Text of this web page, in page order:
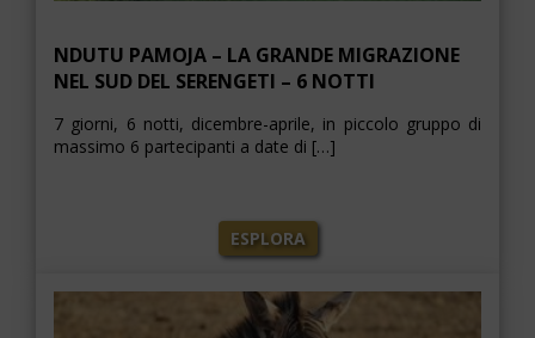
NDUTU PAMOJA – LA GRANDE MIGRAZIONE
NEL SUD DEL SERENGETI – 6 NOTTI
7 giorni, 6 notti, dicembre-aprile, in piccolo gruppo di
massimo 6 partecipanti a date di […]
ESPLORA